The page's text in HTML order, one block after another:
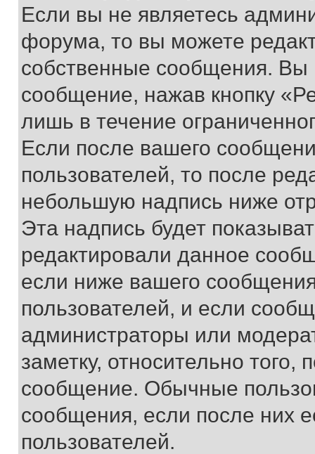
Если вы не являетесь
форума, то вы можете
собственные сообщения. Вы
сообщение, нажав кнопку
лишь в течение
Если после вашего
пользователей, то после
небольшую надпись ниже
Эта надпись будет
редактировали данное
если ниже вашего
пользователей, и если
администраторы или
заметку, относительно
сообщение. Обычные
сообщения, если после них
пользователей.